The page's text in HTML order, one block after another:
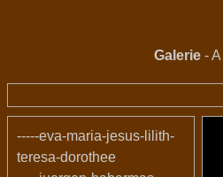
Galerie -A
-----eva-maria-jesus-lilith-
teresa-dorothee